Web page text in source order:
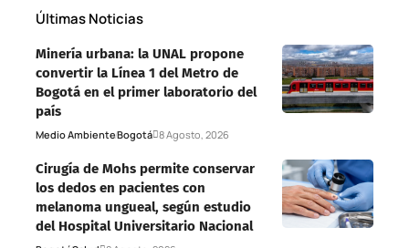
Últimas Noticias
Minería urbana: la UNAL propone
convertir la Línea 1 del Metro de
Bogotá en el primer laboratorio del
país
Medio AmbienteBogotá 8 Agosto, 2026
Cirugía de Mohs permite conservar
los dedos en pacientes con
melanoma ungueal, según estudio
del Hospital Universitario Nacional